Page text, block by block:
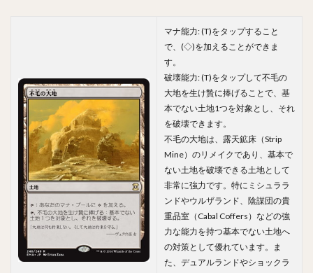
マナ能力: (T)をタップすること
で、(◇)を加えることができま
す。
破壊能力: (T)をタップして不毛の
大地を生け贄に捧げることで、基
本でない土地1つを対象とし、それ
を破壊できます。
不毛の大地は、露天鉱床（Strip
Mine）のリメイクであり、基本で
ない土地を破壊できる土地として
非常に強力です。特にミシュララ
ンドやウルザランド、陰謀団の貴
重品室（Cabal Coffers）などの強
力な能力を持つ基本でない土地へ
の対策として優れています。ま
た、デュアルランドやショックラ